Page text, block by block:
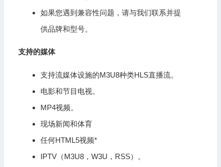
如果您遇到兼容性问题，请与我们联系并提
供品牌和型号。
支持的媒体
支持流媒体设施的M3U8种类HLS直播流。
电影和节目电视。
MP4视频。
现场新闻和体育
任何HTML5视频*
IPTV（M3U8，W3U，RSS）。